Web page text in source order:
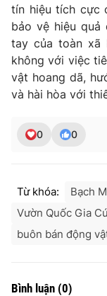
tín hiệu tích cực
bảo vệ hiệu quả
tay của toàn xã
không với việc
vật hoang dã,
và hài hòa với
0 0
Từ khóa: Bạch
Vườn Quốc Gia
buôn bán động
Bình luận (0)